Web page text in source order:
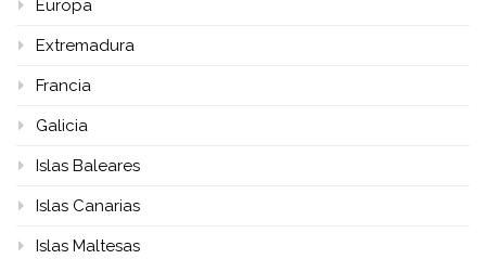
Europa
Extremadura
Francia
Galicia
Islas Baleares
Islas Canarias
Islas Maltesas